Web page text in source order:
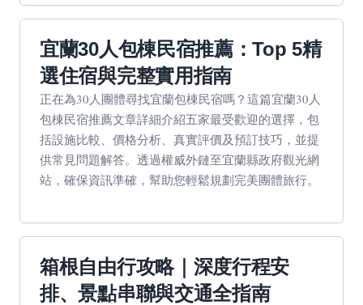
宜蘭30人包棟民宿推薦：Top 5精
選住宿與完整實用指南
正在為30人團體尋找宜蘭包棟民宿嗎？這篇宜蘭30人
包棟民宿推薦文章詳細介紹五家最受歡迎的選擇，包
括設施比較、價格分析、真實評價及預訂技巧，並提
供常見問題解答。透過權威外鏈至宜蘭縣政府觀光網
站，確保資訊準確，幫助您輕鬆規劃完美團體旅行。
箱根自由行攻略｜深度行程安
排、景點串聯與交通全指南